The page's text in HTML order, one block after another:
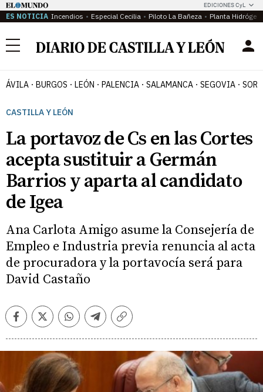
EDICIONES CyL
ES NOTICIA Incendios Especial Cecilia Piloto La Bañeza Planta
Menú
ÁVILA BURGOS LEÓN PALENCIA SALAMANCA SEGOVIA
CASTILLA Y LEÓN
La portavoz de Cs en las Cortes
acepta sustituir a Germán
Barrios y aparta al candidato
de Igea
Ana Carlota Amigo asume la Consejería de
Empleo e Industria previa renuncia al acta
de procuradora y la portavocía será para
David Castaño
FacebookTwitterWhatsappTelegramCopiar